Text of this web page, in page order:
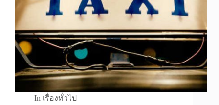
In เรื่องทั่วไป